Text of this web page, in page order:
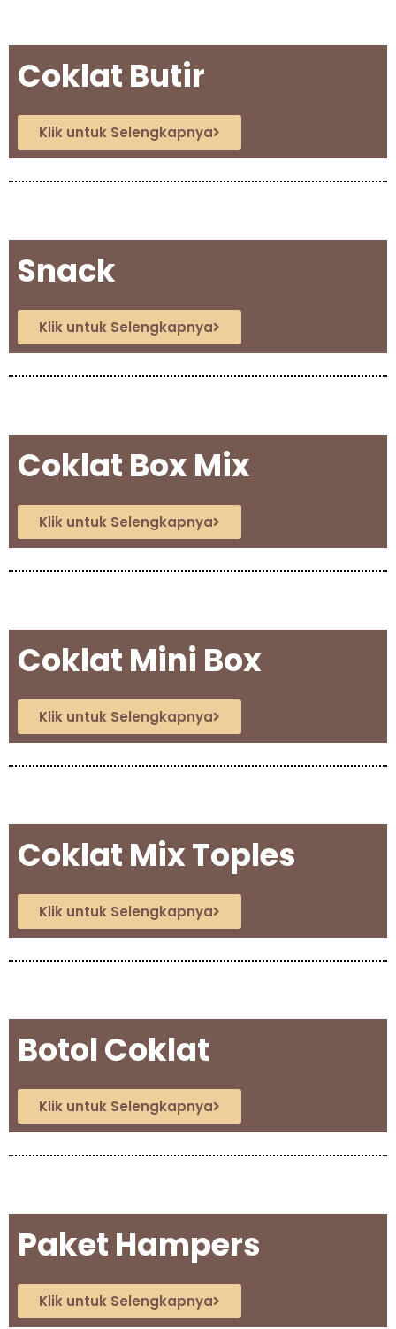
Coklat Butir
Klik untuk Selengkapnya
Snack
Klik untuk Selengkapnya
Coklat Box Mix
Klik untuk Selengkapnya
Coklat Mini Box
Klik untuk Selengkapnya
Coklat Mix Toples
Klik untuk Selengkapnya
Botol Coklat
Klik untuk Selengkapnya
Paket Hampers
Klik untuk Selengkapnya